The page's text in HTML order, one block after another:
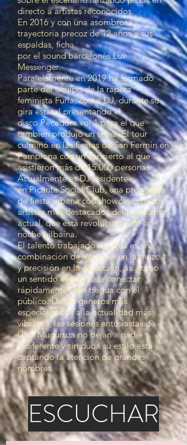
ESCUCHAR
directo a artistas reconocidos.
En 2016 y con una asombrosa
trayectoria precoz de 12 años a sus
espaldas, ficha
por el sound barcelonés Luv
Messenger.
Paralelamente en 2019 ha formado
parte del equipo de la rapera
feminista Furia, como DJ, durante su
gira estatal presentando el
disco Pecadora vol.1 para el que
también produjo un tema. El tour
culminó en las fiestas de San Fermín en
Pamplona con un concierto al que
asistieron más de 15.000 personas.
Actualmente es DJ residente
en Picante Social Club, una propuesta
de fiesta urbana con showcases de los
artistas más destacados del panorama
actual, que está revolucionando la
noche bilbaína.
El talento trabajado de Unai es una
combinación de intuición en la mezcla
y precisión en la ejecución, así como
un sentido innato para conectar
rápidamente y sin tregua con el
público. Desde géneros más
especializados a la actualidad más
vibrante, las sesiones entusiastas de
Unai Muguruza no dejan a nadie
indiferente y sin duda su estilo está
captando la atención de grandes
nombres.